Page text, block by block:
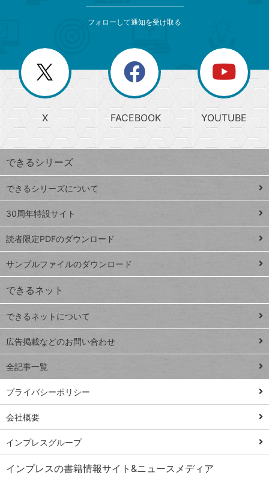
じ
る
search
検
索
上
昇
ワ
ー
ド
Google
スプレ
ッドシ
ート
iPhone
VLOOKUP
close
閉じ
る
閉
じ
る
ー
か
ら
探
す
ト
ッ
プ
ペ
ジ
連載
Excel Q&A
トイアンナ流仕
事術
PowerAutomate
ではじめる業務
の完全自動化
AI議事録作成術
Windows 11
Q&A
Teams踏み込み
フォローして通知を受け取る
X FACEBOOK YOUTUBE
できるシリーズ
できるシリーズについて
30周年特設サイト
読者限定PDFのダウンロード
サンプルファイルのダウンロード
できるネット
できるネットについて
広告掲載などのお問い合わせ
全記事一覧
プライバシーポリシー
会社概要
インプレスグループ
インプレスの書籍情報サイト&ニュースメディア